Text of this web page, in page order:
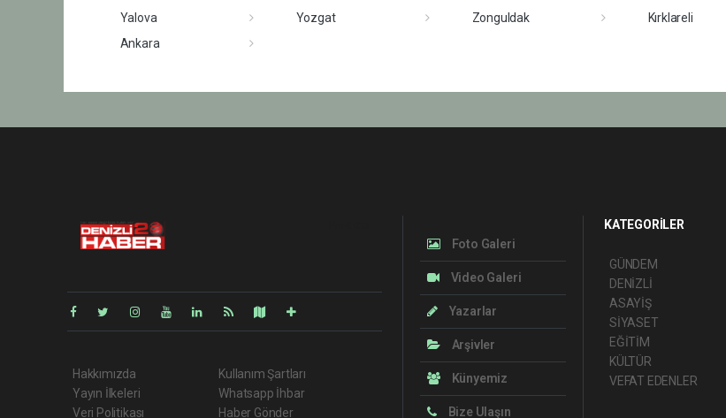
Yalova
Yozgat Zonguldak
Kırklareli
Ankara
Hakkımızda
Yayın İlkeleri
Veri Politikası
Kullanım Şartları
Whatsapp İhbar
Haber Gönder
Foto Galeri
Video Galeri
Yazarlar
Arşivler
Künyemiz
Bize Ulaşın
KATEGORİLER
GÜNDEM
DENİZLİ
ASAYİŞ
SİYASET
EĞİTİM
KÜLTÜR
VEFAT EDENLER